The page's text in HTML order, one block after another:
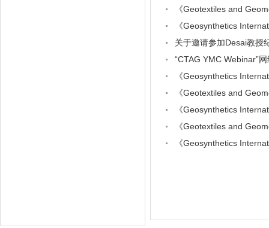
《Geotextiles and
《Geosynthetics
关于邀请参加Desai教授
“CTAG YMC Webinar”
《Geosynthetics
《Geotextiles and
《Geosynthetics
《Geotextiles and
《Geosynthetics